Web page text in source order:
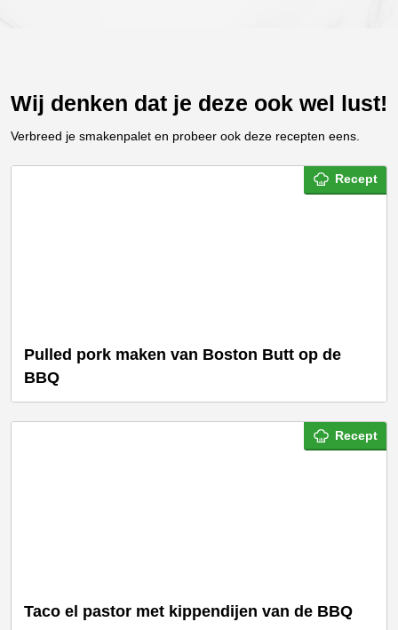
Wij denken dat je deze ook wel lust!
Verbreed je smakenpalet en probeer ook deze recepten eens.
Recept
Pulled pork maken van Boston Butt op de
BBQ
Recept
Taco el pastor met kippendijen van de BBQ